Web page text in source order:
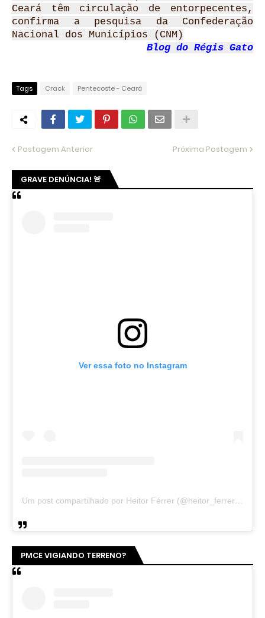
Ceará têm circulação de entorpecentes,
confirma a pesquisa da Confederação
Nacional dos Municípios (CNM)
Blog do Régis Gato
Tags Crack Pentecoste - Ceará
Postagem Anterior Próxima Postagem
GRAVE DENÚNCIA! 🚨
Ver essa foto no Instagram
Um post compartilhado por Heitor Férrer (@heitor_ferrer77)
PMCE VIGIANDO TERRENO?